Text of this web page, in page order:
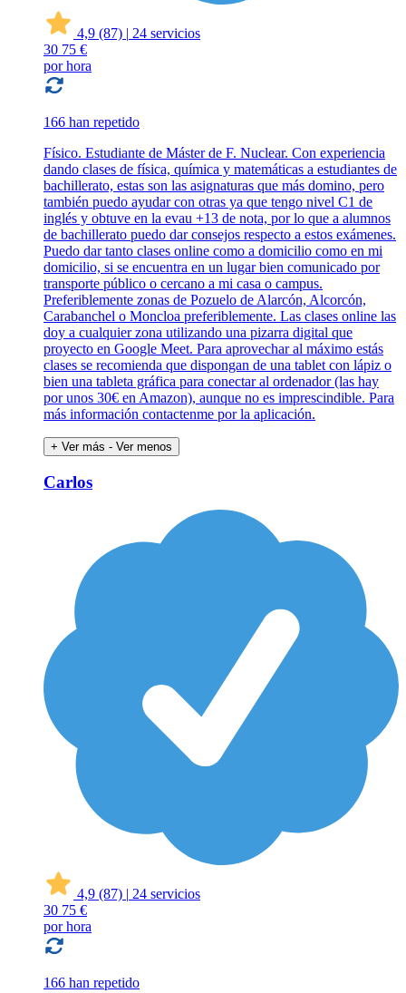
4,9 (87) | 24 servicios
30 75 €
por hora
166 han repetido
Físico. Estudiante de Máster de F. Nuclear. Con experiencia
dando clases de física, química y matemáticas a estudiantes de
bachillerato, estas son las asignaturas que más domino, pero
también puedo ayudar con otras ya que tengo nivel C1 de
inglés y obtuve en la evau +13 de nota, por lo que a alumnos
de bachillerato puedo dar consejos respecto a estos exámenes.
Puedo dar tanto clases online como a domicilio como en mi
domicilio, si se encuentra en un lugar bien comunicado por
transporte público o cercano a mi casa o campus.
Preferiblemente zonas de Pozuelo de Alarcón, Alcorcón,
Carabanchel o Moncloa preferiblemente. Las clases online las
doy a cualquier zona utilizando una pizarra digital que
proyecto en Google Meet. Para aprovechar al máximo estás
clases se recomienda que dispongan de una tablet con lápiz o
bien una tableta gráfica para conectar al ordenador (las hay
por unos 30€ en Amazon), aunque no es imprescindible. Para
más información contactenme por la aplicación.
+ Ver más - Ver menos
Carlos
4,9 (87) | 24 servicios
30 75 €
por hora
166 han repetido